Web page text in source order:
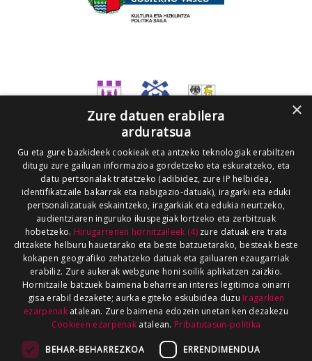
×
Zure datuen erabilera
arduratsua
Gu eta gure bazkideek cookieak eta antzeko teknologiak erabiltzen
ditugu zure gailuan informazioa gordetzeko eta eskuratzeko, eta
datu pertsonalak tratatzeko (adibidez, zure IP helbidea,
identifikatzaile bakarrak eta nabigazio-datuak), iragarki eta eduki
pertsonalizatuak eskaintzeko, iragarkiak eta edukia neurtzeko,
audientziaren inguruko ikuspegiak lortzeko eta zerbitzuak
hobetzeko. Hirugarrenen hornitzaileek (4)zure datuak ere trata
ditzakete helburu hauetarako eta beste batzuetarako, besteak beste
kokapen geografiko zehatzeko datuak eta gailuaren ezaugarriak
erabiliz. Zure aukerak webgune honi soilik aplikatzen zaizkio.
Hornitzaile batzuek baimena beharrean interes legitimoa oinarri
gisa erabil dezakete; aurka egiteko eskubidea duzu Iragarkien
ezarpenakatalean. Zure baimena edozein unetan ken dezakezu
Cookieen ezarpenak atalean. Pribatutasun-politika
BEHAR-BEHARREZKOA ERRENDIMENDUA